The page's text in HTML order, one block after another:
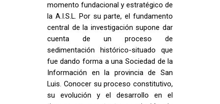
momento fundacional y estratégico de
la A.I.S.L. Por su parte, el fundamento
central de la investigación supone dar
cuenta de un proceso de
sedimentación histórico-situado que
fue dando forma a una Sociedad de la
Información en la provincia de San
Luis. Conocer su proceso constitutivo,
su evolución y el desarrollo en el